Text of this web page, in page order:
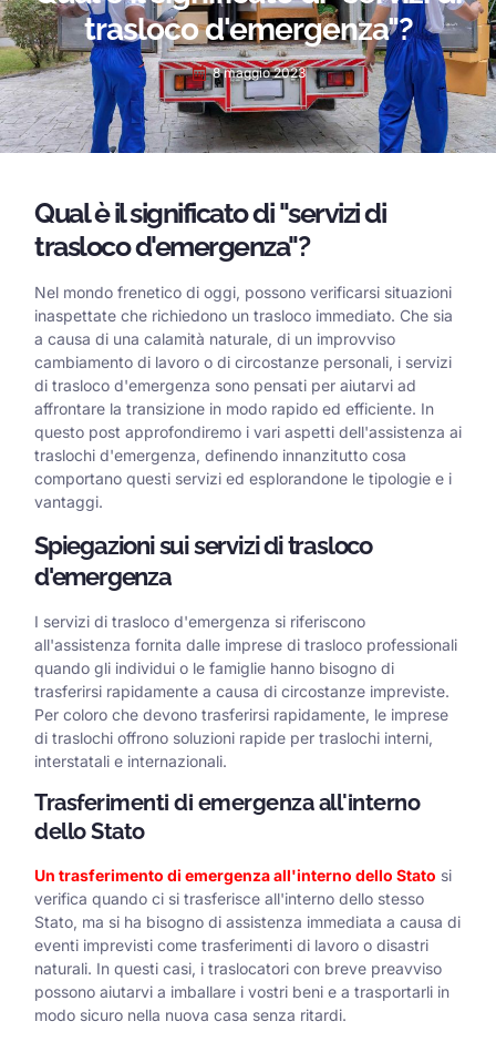
trasloco d'emergenza"?
8 maggio 2023
Qual è il significato di "servizi di
trasloco d'emergenza"?
Nel mondo frenetico di oggi, possono verificarsi situazioni
inaspettate che richiedono un trasloco immediato. Che sia
a causa di una calamità naturale, di un improvviso
cambiamento di lavoro o di circostanze personali, i servizi
di trasloco d'emergenza sono pensati per aiutarvi ad
affrontare la transizione in modo rapido ed efficiente. In
questo post approfondiremo i vari aspetti dell'assistenza ai
traslochi d'emergenza, definendo innanzitutto cosa
comportano questi servizi ed esplorandone le tipologie e i
vantaggi.
Spiegazioni sui servizi di trasloco
d'emergenza
I servizi di trasloco d'emergenza si riferiscono
all'assistenza fornita dalle imprese di trasloco professionali
quando gli individui o le famiglie hanno bisogno di
trasferirsi rapidamente a causa di circostanze impreviste.
Per coloro che devono trasferirsi rapidamente, le imprese
di traslochi offrono soluzioni rapide per traslochi interni,
interstatali e internazionali.
Trasferimenti di emergenza all'interno
dello Stato
Un trasferimento di emergenza all'interno dello Stato si
verifica quando ci si trasferisce all'interno dello stesso
Stato, ma si ha bisogno di assistenza immediata a causa di
eventi imprevisti come trasferimenti di lavoro o disastri
naturali. In questi casi, i traslocatori con breve preavviso
possono aiutarvi a imballare i vostri beni e a trasportarli in
modo sicuro nella nuova casa senza ritardi.